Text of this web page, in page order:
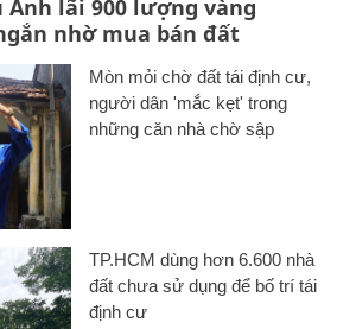
Anh lãi 900 lượng vàng
nhờ mua bán đất
Mòn mỏi chờ đất tái định cư,
người dân 'mắc kẹt' trong
những căn nhà chờ sập
TP.HCM dùng hơn 6.600 nhà
đất chưa sử dụng để bố trí tái
định cư